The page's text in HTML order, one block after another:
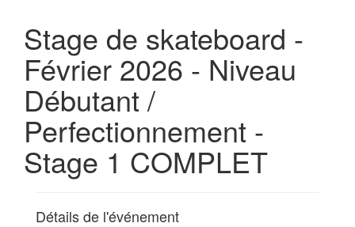
Stage de skateboard -
Février 2026 - Niveau
Débutant /
Perfectionnement -
Stage 1 COMPLET
Détails de l'événement